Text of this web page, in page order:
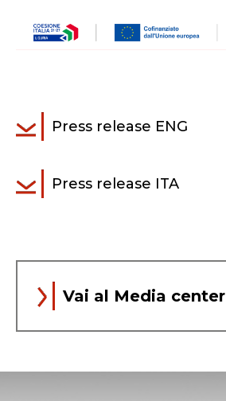
Press release ENG
Press release ITA
Vai al Media center